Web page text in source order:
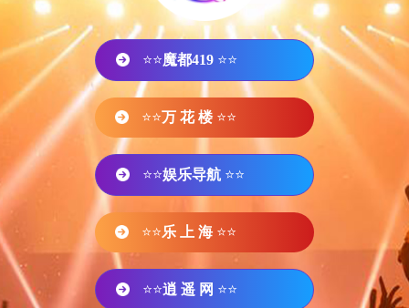
⭐⭐魔都419 ⭐⭐
⭐⭐万 花 楼 ⭐⭐
⭐⭐娱乐导航 ⭐⭐
⭐⭐乐 上 海 ⭐⭐
⭐⭐逍 遥 网 ⭐⭐